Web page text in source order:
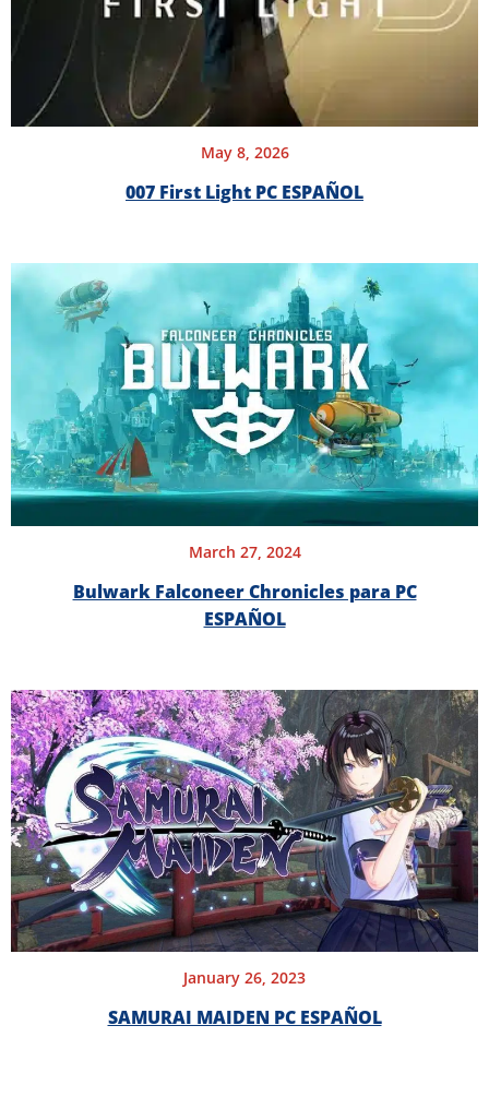
May 8, 2026
007 First Light PC ESPAÑOL
March 27, 2024
Bulwark Falconeer Chronicles para PC
ESPAÑOL
January 26, 2023
SAMURAI MAIDEN PC ESPAÑOL